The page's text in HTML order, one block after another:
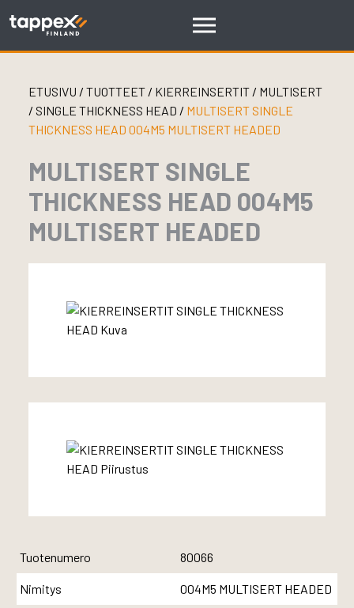
ETUSIVU / TUOTTEET/ KIERREINSERTIT / MULTISERT
/ SINGLE THICKNESS HEAD / MULTISERT SINGLE
THICKNESS HEAD 004M5 MULTISERT HEADED
MULTISERT SINGLE
THICKNESS HEAD 004M5
MULTISERT HEADED
Tuotenumero 80066
Nimitys 004M5 MULTISERT HEADED